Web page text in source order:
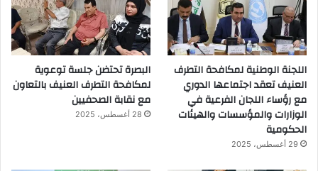
اللجنة الوطنية لمكافحة التطرف
العنيف تعقد اجتماعها الدوري
مع رؤساء اللجان الفرعية في
الوزارات والمؤسسات والهيئات
الحكومية
29 أغسطس، 2025
البصرة تحتضن جلسة توعوية
لمكافحة التطرف العنيف بالتعاون
مع نقابة الصحفيين
28 أغسطس، 2025